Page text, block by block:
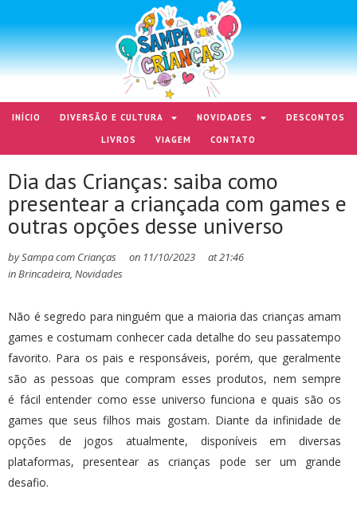
INÍCIO DIVERSÃO E CULTURA NOVIDADES
DESCONTOS
LIVROS
VIAGEM CONTATO
Dia das Crianças: saiba como
presentear a criançada com games e
outras opções desse universo
bySampa com Crianças on 11/10/2023 at21:46
inBrincadeira, Novidades
Não é segredo para ninguém que a maioria das crianças amam
games e costumam conhecer cada detalhe do seu passatempo
favorito. Para os pais e responsáveis, porém, que geralmente
são as pessoas que compram esses produtos, nem sempre
é fácil entender como esse universo funciona e quais são os
games que seus filhos mais gostam. Diante da infinidade de
opções de jogos atualmente, disponíveis em diversas
plataformas, presentear as crianças pode ser um grande
desafio.